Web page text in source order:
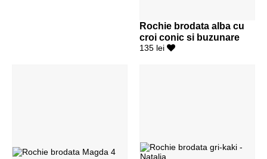
Rochie brodata alba cu
croi conic si buzunare
135 lei